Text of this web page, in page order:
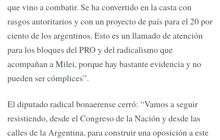
que vino a combatir. Se ha convertido en la casta con
rasgos autoritarios y con un proyecto de país para el 20 por
ciento de los argentinos. Esto es un llamado de atención
para los bloques del PRO y del radicalismo que
acompañan a Milei, porque hay bastante evidencia y no
pueden ser cómplices”.
El diputado radical bonaerense cerró: “Vamos a seguir
resistiendo, desde el Congreso de la Nación y desde las
calles de la Argentina, para construir una oposición a este